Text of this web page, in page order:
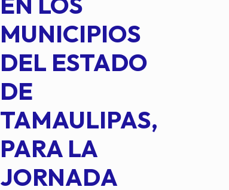
MUNICIPIOS
DEL ESTADO
DE
TAMAULIPAS,
PARA LA
JORNADA